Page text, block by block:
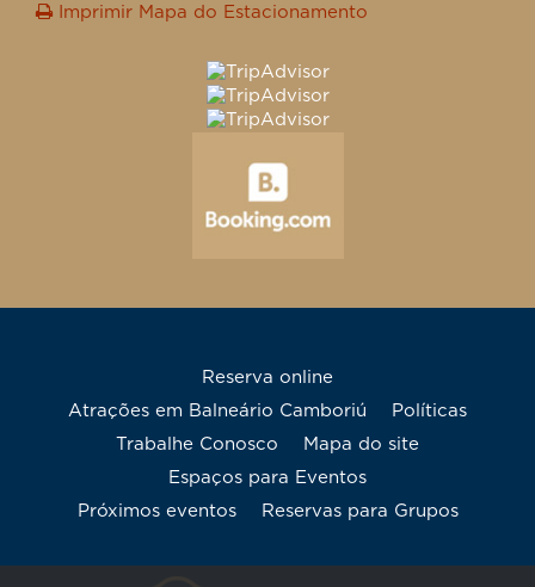
Imprimir Mapa do Estacionamento
Reserva online
Atrações em Balneário Camboriú
Políticas
Trabalhe Conosco
mapa do site
Espaços para Eventos
Próximos eventos
Reservas para Grupos